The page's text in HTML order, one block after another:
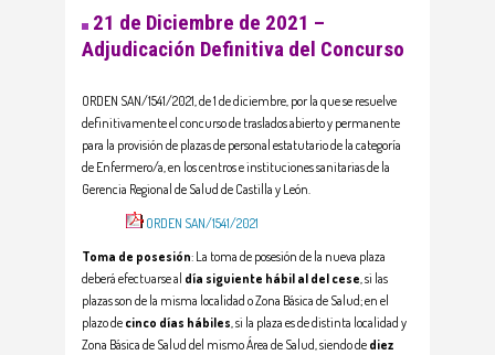
21 de Diciembre de 2021 –
Adjudicación Definitiva del Concurso
ORDEN SAN/1541/2021, de 1 de diciembre, por la que se resuelve
definitivamente el concurso de traslados abierto y permanente
para la provisión de plazas de personal estatutario de la categoría
de Enfermero/a, en los centros e instituciones sanitarias de la
Gerencia Regional de Salud de Castilla y León.
ORDEN SAN/1541/2021
Toma de posesión: La toma de posesión de la nueva plaza
deberá efectuarse al día siguiente hábil al del cese, si las
plazas son de la misma localidad o Zona Básica de Salud; en el
plazo de cinco días hábiles, si la plaza es de distinta localidad y
Zona Básica de Salud del mismo Área de Salud, siendo de diez